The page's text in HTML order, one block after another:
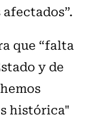
que “falta
y de
histórica"